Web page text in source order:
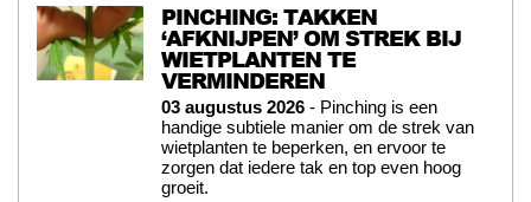
PINCHING: TAKKEN
‘AFKNIJPEN’ OM STREK BIJ
WIETPLANTEN TE
VERMINDEREN
03 augustus 2026 - Pinching is een
handige subtiele manier om de strek van
wietplanten te beperken, en ervoor te
zorgen dat iedere tak en top even hoog
groeit.